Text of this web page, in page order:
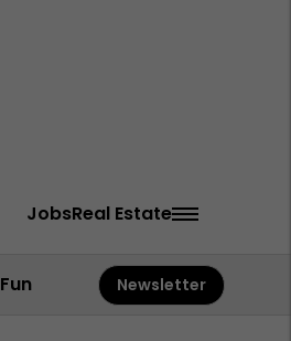
JobsReal Estate
Fun Newsletter